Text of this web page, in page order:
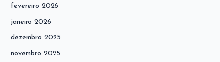
fevereiro 2026
janeiro 2026
dezembro 2025
novembro 2025